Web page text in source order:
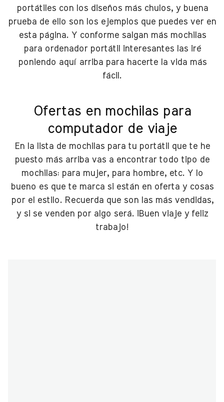
portátiles con los diseños más chulos, y buena
prueba de ello son los ejemplos que puedes ver en
esta página. Y conforme salgan más mochilas
para ordenador portátil interesantes las iré
poniendo aquí arriba para hacerte la vida más
fácil.
Ofertas en mochilas para
computador de viaje
En la lista de mochilas para tu portátil que te he
puesto más arriba vas a encontrar todo tipo de
mochilas: para mujer, para hombre, etc. Y lo
bueno es que te marca si están en oferta y cosas
por el estilo. Recuerda que son las más vendidas,
y si se venden por algo será. ¡Buen viaje y feliz
trabajo!